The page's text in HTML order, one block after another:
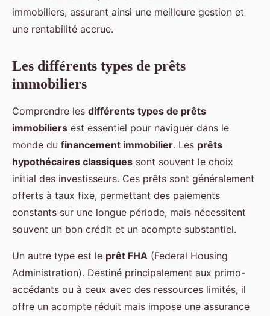
immobiliers, assurant ainsi une meilleure gestion et
une rentabilité accrue.
Les différents types de prêts
immobiliers
Comprendre les différents types de prêts
immobiliers est essentiel pour naviguer dans le
monde du financement immobilier. Les prêts
hypothécaires classiques sont souvent le choix
initial des investisseurs. Ces prêts sont généralement
offerts à taux fixe, permettant des paiements
constants sur une longue période, mais nécessitent
souvent un bon crédit et un acompte substantiel.
Un autre type est le prêt FHA (Federal Housing
Administration). Destiné principalement aux primo-
accédants ou à ceux avec des ressources limités, il
offre un acompte réduit mais impose une assurance